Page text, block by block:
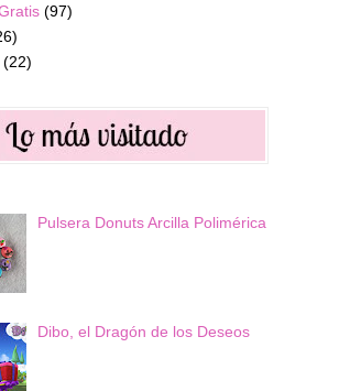
(97)
(22)
Pulsera Donuts Arcilla Polimérica
Dibo, el Dragón de los Deseos